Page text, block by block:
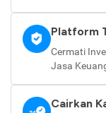
Platform
Cermati
Jasa
Cairkan